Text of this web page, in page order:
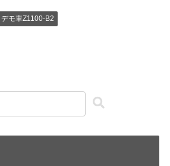
デモ車Z1100-B2